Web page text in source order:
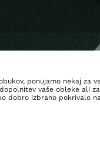
ponujamo nekaj za
vaše obleke ali
dobro izbrano pokrivalo